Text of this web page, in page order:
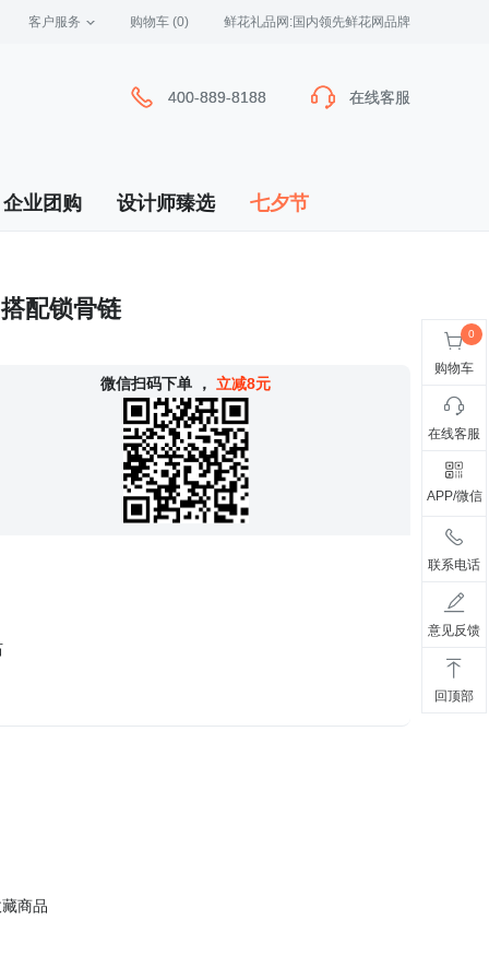
客户服务 购物车 (0) 鲜花礼品网:国内领先鲜花网品牌
400-889-8188 在线客服
400-889-8188 在线客服
企业团购 设计师臻选 七夕节
配锁骨链
微信扫码下单 ， 立减8元
商品
购物车
在线客服
APP/微信
联系电话
意见反馈
回顶部